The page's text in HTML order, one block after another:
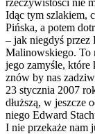
Idąc tym szlakiem,
Pińska, a potem
– jak niegdyś przez
Malinowskiego. To
jego zamyśle, które
znów by nas
23 stycznia 2007
dłuższą, w jeszcze
niego Edward
I nie przekaże nam